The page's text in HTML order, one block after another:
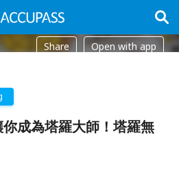
Share Open with app
成為塔羅大師！塔羅無